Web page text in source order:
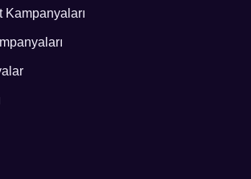
Kampanyaları